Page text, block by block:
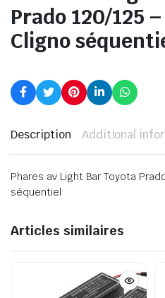
Prado 120/125
Cligno
Description Additional
Phares av Light Bar Toyota
séquentiel
Articles similaires